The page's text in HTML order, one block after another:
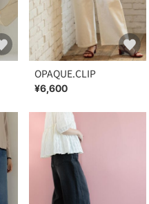
OPAQUE.CLIP
¥6,600